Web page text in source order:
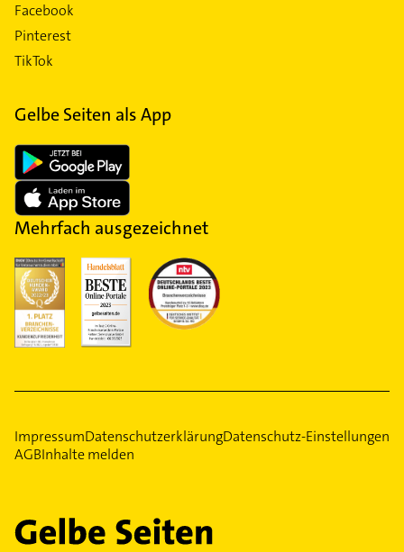
Facebook
Pinterest
TikTok
Gelbe Seiten als App
Mehrfach ausgezeichnet
ImpressumDatenschutzerklärungDatenschutz-Einstellungen
AGBInhalte melden